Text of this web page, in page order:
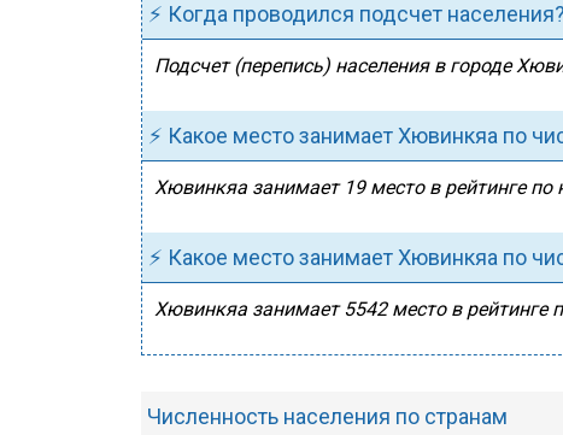
⚡ Когда проводился подсчет населения?
Подсчет (перепись) населения в городе
⚡ Какое место занимает Хювинкяа по
Хювинкяа занимает 19 место в рейтинге
⚡ Какое место занимает Хювинкяа по
Хювинкяа занимает 5542 место в рейтинге
Численность населения по странам